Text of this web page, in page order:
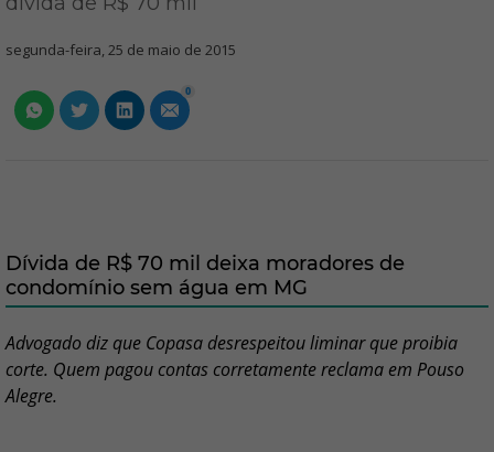
segunda-feira, 25 de maio de 2015
0
Dívida de R$ 70 mil deixa moradores de
condomínio sem água em MG
Advogado diz que Copasa desrespeitou liminar que proibia
corte. Quem pagou contas corretamente reclama em Pouso
Alegre.